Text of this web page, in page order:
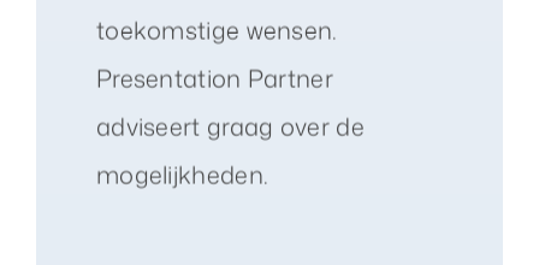
toekomstige wensen.
Presentation Partner
adviseert graag over de
mogelijkheden.